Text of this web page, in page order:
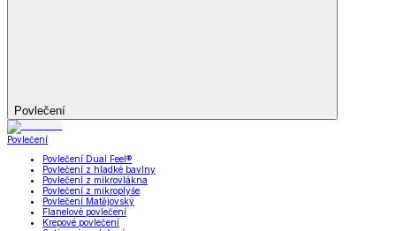
Povlečení
Povlečení
Povlečení Dual Feel®
Povlečení z hladké bavlny
Povlečení z mikrovlákna
Povlečení z mikroplyše
Povlečení Matějovský
Flanelové povlečení
Krepové povlečení